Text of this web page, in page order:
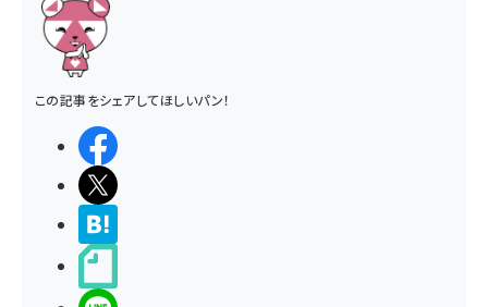
この記事をシェアしてほしいパン！